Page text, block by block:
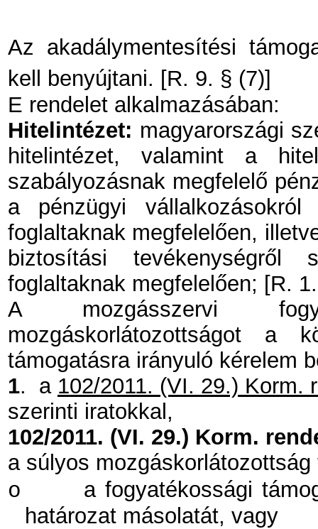
Az akadálymentesítési
kell benyújtani. [R. 9. § (7)]
E rendelet alkalmazásában:
Hitelintézet: magyarországi
hitelintézet, valamint a
szabályozásnak megfelelő
a pénzügyi
foglaltaknak megfelelően,
biztosítási
foglaltaknak megfelelően; [R.
A mozgásszervi
mozgáskorlátozottságot a
támogatásra irányuló kérelem
1. a 102/2011. (VI. 29.) Korm.
szerinti iratokkal,
102/2011. (VI. 29.) Korm.
a súlyos
o
a fogyatékossági
határozat másolatát, vagy